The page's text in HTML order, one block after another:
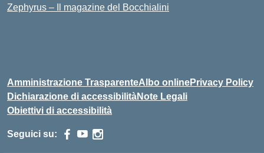
Zephyrus – Il magazine del Bocchialini
Amministrazione TrasparenteAlbo onlinePrivacy Policy
Dichiarazione di accessibilitàNote Legali
Obiettivi di accessibilità
Seguici su: